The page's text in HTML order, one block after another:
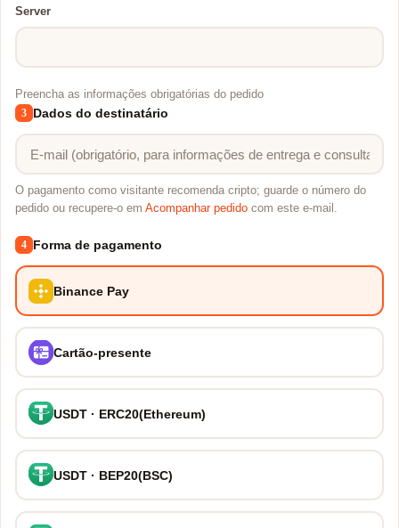
Server
Preencha as informações obrigatórias do pedido
3 Dados do destinatário
O pagamento como visitante recomenda cripto; guarde o número do
pedido ou recupere-o em Acompanhar pedido com este e-mail.
4 Forma de pagamento
Binance Pay
Cartão-presente
USDT · ERC20(Ethereum)
USDT · BEP20(BSC)